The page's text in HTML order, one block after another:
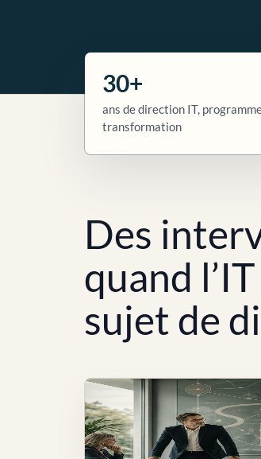
30+
ans de direction IT,
transformation
Des
quand
sujet de